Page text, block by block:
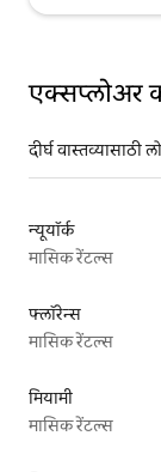
एक्सप्लोअर
दीर्घ वास्तव्यासाठी
न्यूयॉर्क
मासिक रेंटल्स
फ्लॉरेन्स
मासिक रेंटल्स
मियामी
मासिक रेंटल्स